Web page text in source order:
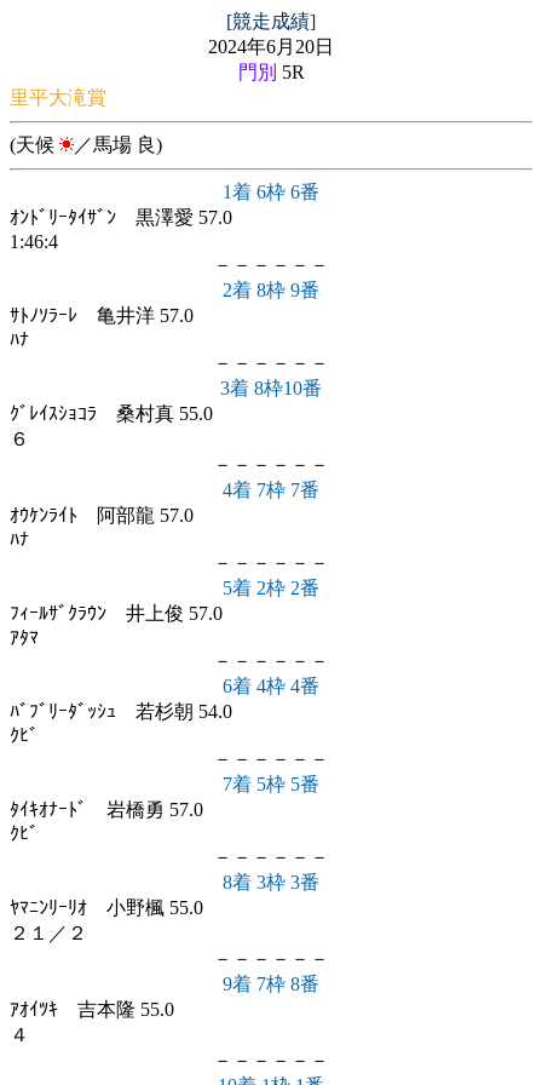
[競走成績]
2024年6月20日
門別 5R
里平大滝賞
(天候 ／馬場 良)
1着 6枠 6番
ｵﾝﾄﾞﾘｰﾀｲｻﾞﾝ 黒澤愛 57.0
1:46:4
－－－－－－
2着 8枠 9番
ｻﾄﾉｿﾗｰﾚ 亀井洋 57.0
ﾊﾅ
－－－－－－
3着 8枠10番
ｸﾞﾚｲｽｼｮｺﾗ 桑村真 55.0
６
－－－－－－
4着 7枠 7番
ｵｳｹﾝﾗｲﾄ 阿部龍 57.0
ﾊﾅ
－－－－－－
5着 2枠 2番
ﾌｨｰﾙｻﾞｸﾗｳﾝ 井上俊 57.0
ｱﾀﾏ
－－－－－－
6着 4枠 4番
ﾊﾞﾌﾞﾘｰﾀﾞｯｼｭ 若杉朝 54.0
ｸﾋﾞ
－－－－－－
7着 5枠 5番
ﾀｲｷｵﾅｰﾄﾞ 岩橋勇 57.0
ｸﾋﾞ
－－－－－－
8着 3枠 3番
ﾔﾏﾆﾝﾘｰﾘｵ 小野楓 55.0
２１／２
－－－－－－
9着 7枠 8番
ｱｵｲﾂｷ 吉本隆 55.0
４
－－－－－－